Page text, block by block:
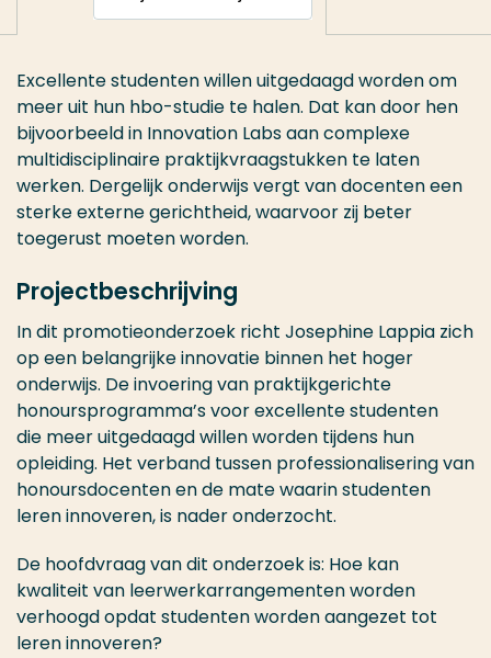
Excellente studenten willen uitgedaagd worden om
meer uit hun hbo-studie te halen. Dat kan door hen
bijvoorbeeld in Innovation Labs aan complexe
multidisciplinaire praktijkvraagstukken te laten
werken. Dergelijk onderwijs vergt van docenten een
sterke externe gerichtheid, waarvoor zij beter
toegerust moeten worden.
Projectbeschrijving
In dit promotieonderzoek richt Josephine Lappia zich
op een belangrijke innovatie binnen het hoger
onderwijs. De invoering van praktijkgerichte
honoursprogramma’s voor excellente studenten
die meer uitgedaagd willen worden tijdens hun
opleiding. Het verband tussen professionalisering van
honoursdocenten en de mate waarin studenten
leren innoveren, is nader onderzocht.
De hoofdvraag van dit onderzoek is: Hoe kan
kwaliteit van leerwerkarrangementen worden
verhoogd opdat studenten worden aangezet tot
leren innoveren?